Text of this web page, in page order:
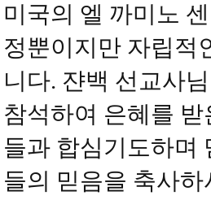
미국의 엘 까미노
정뿐이지만 자립적
니다. 쟌백 선교사
참석하여 은혜를
들과 합심기도하며
들의 믿음을 축사하